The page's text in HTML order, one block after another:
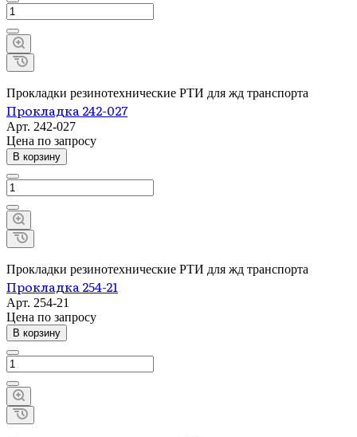
Прокладки резинотехнические РТИ для жд транспорта
Прокладка 242-027
Арт. 242-027
Цена по запросу
В корзину
Прокладки резинотехнические РТИ для жд транспорта
Прокладка 254-21
Арт. 254-21
Цена по запросу
В корзину